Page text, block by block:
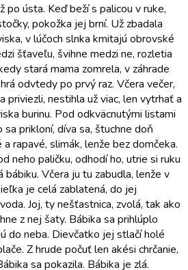
po ústa. Keď beží s palicou v ruke,
pokožka jej brní. Už zbadala
v lúčoch slnka kmitajú obrovské
šťaveľu, švihne medzi ne, rozletia
stará mama zomrela, v záhrade
odvtedy po prvý raz. Včera večer,
priviezli, nestihla už viac, len vytrhať a
burinu. Pod odkväcnutými listami
prikloní, díva sa, štuchne doň
rapavé, slimák, lenže bez domčeka.
neho paličku, odhodí ho, utrie si ruku
bábiku. Včera ju tu zabudla, lenže v
je celá zablatená, do jej
Joj, ty nešťastnica, zvolá, tak ako
z nej šaty. Bábika sa prihlúplo
do neba. Dievčatko jej stlačí holé
Z hrude počuť len akési chrčanie,
sa pokazila. Bábika je zlá.